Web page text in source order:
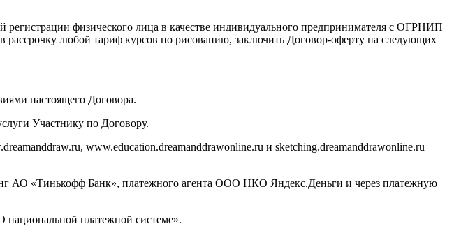
регистрации физического лица в качестве индивидуального предпринимателя с ОГРНИП
любой тариф курсов по рисованию, заключить Договор-оферту на следующих
настоящего Договора.
Участнику по Договору.
www.education.dreamanddrawonline.ru и sketching.dreamanddrawonline.ru
АО «Тинькофф Банк», платежного агента ООО НКО Яндекс.Деньги и через платежную
платежной системе».